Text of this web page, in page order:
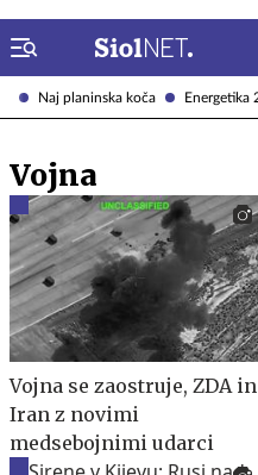
Naj planinska koča Energetika
Vojna
Vojna se zaostruje, ZDA in
Iran z novimi
medsebojnimi udarci